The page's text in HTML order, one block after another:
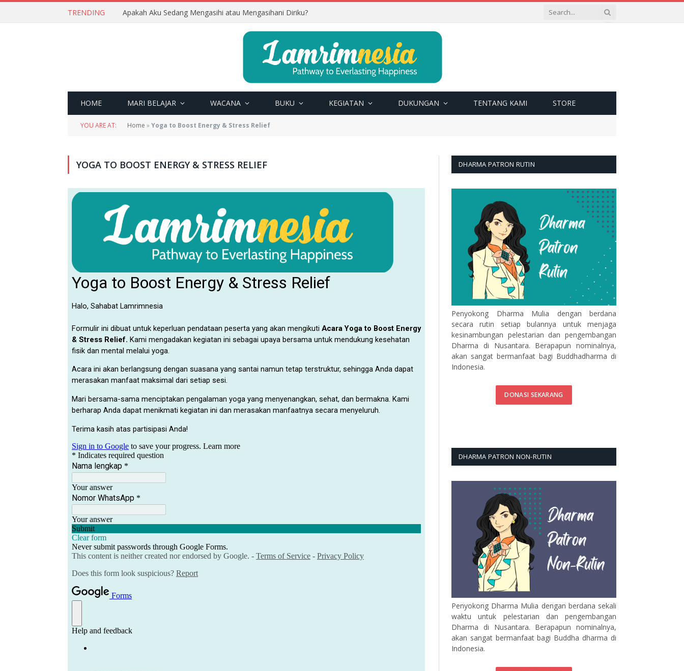
TRENDING Apakah Aku Sedang Mengasihi atau Mengasihani Diriku?
HOME MARI BELAJAR WACANA BUKU KEGIATAN DUKUNGAN TENTANG KAMI STORE
YOU ARE AT: Home »Yoga to Boost Energy & Stress Relief
YOGA TO BOOST ENERGY & STRESS RELIEF DHARMA PATRON RUTIN
Penyokong Dharma Mulia dengan berdana
secara rutin setiap bulannya untuk menjaga
kesinambungan pelestarian dan pengembangan
Dharma di Nusantara. Berapapun nominalnya,
akan sangat bermanfaat bagi Buddhadharma di
Indonesia.
DONASI SEKARANG
DHARMA PATRON NON-RUTIN
Penyokong Dharma Mulia dengan berdana sekali
waktu untuk pelestarian dan pengembangan
Dharma di Nusantara. Berapapun nominalnya,
akan sangat bermanfaat bagi Buddha dharma di
Indonesia.